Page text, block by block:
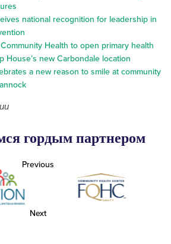
national recognition for leadership in
Health to open primary health
House’s new Carbondale location
a new reason to smile at community
гордым партнером
Previous
Next